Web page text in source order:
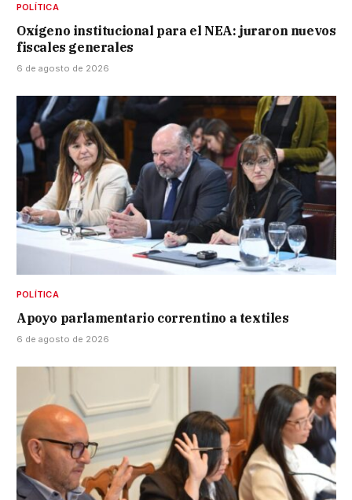
POLÍTICA
Oxígeno institucional para el NEA: juraron nuevos
fiscales generales
6 de agosto de 2026
POLÍTICA
Apoyo parlamentario correntino a textiles
6 de agosto de 2026